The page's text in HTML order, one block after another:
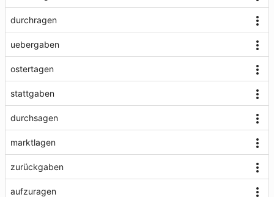
durchragen
uebergaben
ostertagen
stattgaben
durchsagen
marktlagen
zurückgaben
aufzuragen